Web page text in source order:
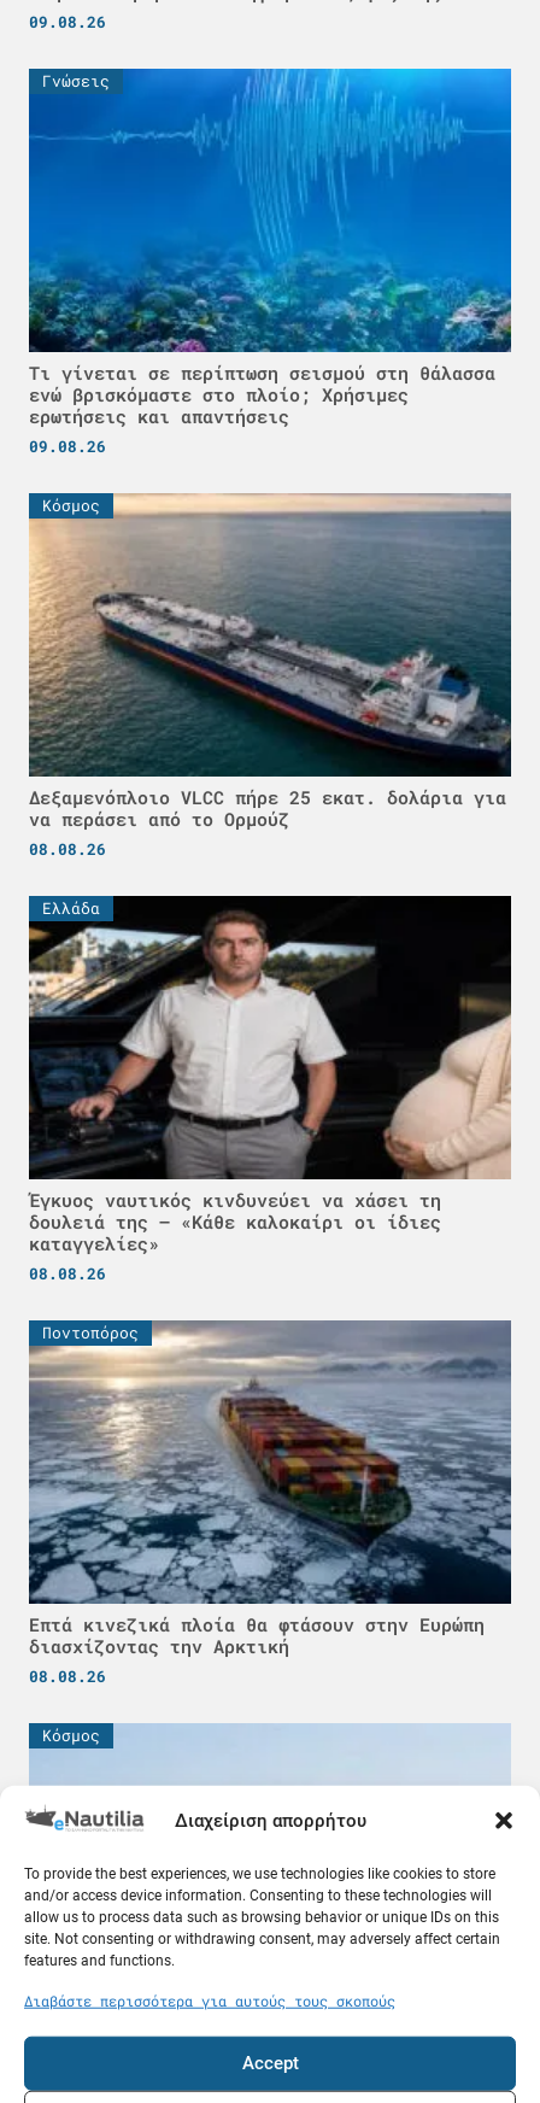
Διαχείριση απορρήτου
To provide the best experiences, we use technologies like cookies to store
and/or access device information. Consenting to these technologies will
allow us to process data such as browsing behavior or unique IDs on this
site. Not consenting or withdrawing consent, may adversely affect certain
features and functions.
Διαβάστε περισσότερα για αυτούς τους σκοπούς
Accept
09.08.26
Γνώσεις
Τι γίνεται σε περίπτωση σεισμού στη θάλασσα
ενώ βρισκόμαστε στο πλοίο; Χρήσιμες
ερωτήσεις και απαντήσεις
09.08.26
Κόσμος
Δεξαμενόπλοιο VLCC πήρε 25 εκατ. δολάρια για
να περάσει από το Ορμούζ
08.08.26
Ελλάδα
Έγκυος ναυτικός κινδυνεύει να χάσει τη
δουλειά της – «Κάθε καλοκαίρι οι ίδιες
καταγγελίες»
08.08.26
Ποντοπόρος
Επτά κινεζικά πλοία θα φτάσουν στην Ευρώπη
διασχίζοντας την Αρκτική
08.08.26
Κόσμος